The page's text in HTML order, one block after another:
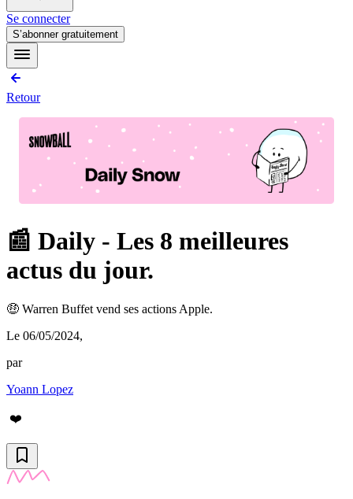
Se connecter
S’abonner gratuitement
Retour
📰 Daily - Les 8 meilleures
actus du jour.
🤑 Warren Buffet vend ses actions Apple.
Le 06/05/2024,
par
Yoann Lopez
❤️